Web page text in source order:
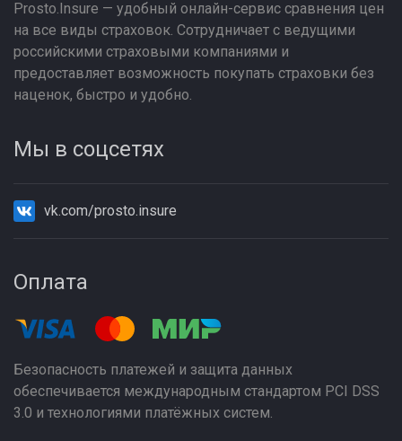
Prosto.Insure — удобный онлайн-сервис сравнения цен
на все виды страховок. Сотрудничает с ведущими
российскими страховыми компаниями и
предоставляет возможность покупать страховки без
наценок, быстро и удобно.
Мы в соцсетях
vk.com/prosto.insure
Оплата
Безопасность платежей и защита данных
обеспечивается международным стандартом PCI DSS
3.0 и технологиями платёжных систем.